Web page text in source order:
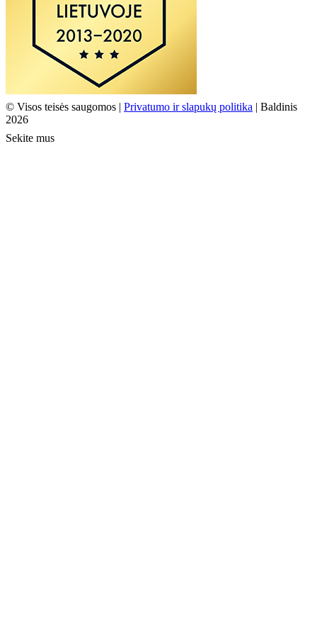
© Visos teisės saugomos | Privatumo ir slapukų politika | Baldinis
2026
Sekite mus